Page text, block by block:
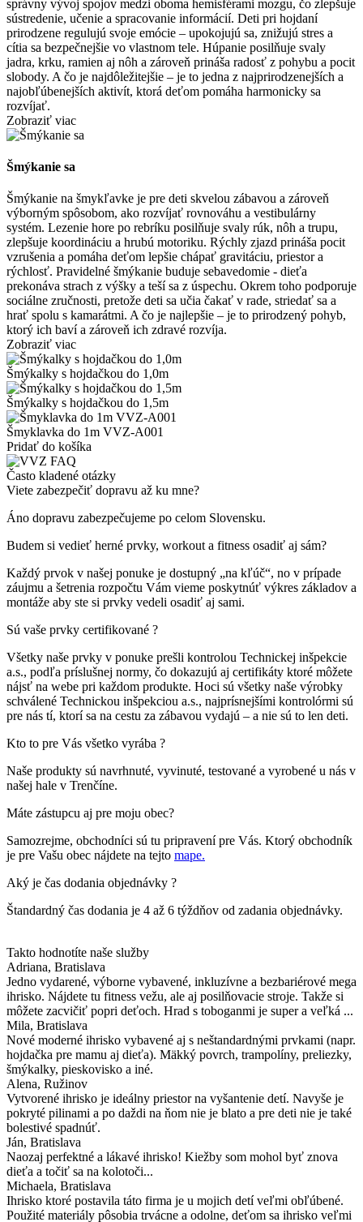
správny vývoj spojov medzi oboma hemisférami mozgu, čo zlepšuje
sústredenie, učenie a spracovanie informácií. Deti pri hojdaní
prirodzene regulujú svoje emócie – upokojujú sa, znižujú stres a
cítia sa bezpečnejšie vo vlastnom tele. Húpanie posilňuje svaly
jadra, krku, ramien aj nôh a zároveň prináša radosť z pohybu a pocit
slobody. A čo je najdôležitejšie – je to jedna z najprirodzenejších a
najobľúbenejších aktivít, ktorá deťom pomáha harmonicky sa
rozvíjať.
Zobraziť viac
Šmýkanie sa
Šmýkanie na šmykľavke je pre deti skvelou zábavou a zároveň
výborným spôsobom, ako rozvíjať rovnováhu a vestibulárny
systém. Lezenie hore po rebríku posilňuje svaly rúk, nôh a trupu,
zlepšuje koordináciu a hrubú motoriku. Rýchly zjazd prináša pocit
vzrušenia a pomáha deťom lepšie chápať gravitáciu, priestor a
rýchlosť. Pravidelné šmýkanie buduje sebavedomie - dieťa
prekonáva strach z výšky a teší sa z úspechu. Okrem toho podporuje
sociálne zručnosti, pretože deti sa učia čakať v rade, striedať sa a
hrať spolu s kamarátmi. A čo je najlepšie – je to prirodzený pohyb,
ktorý ich baví a zároveň ich zdravé rozvíja.
Zobraziť viac
Šmýkalky s hojdačkou do 1,0m
Šmýkalky s hojdačkou do 1,5m
Šmyklavka do 1m VVZ-A001
Pridať do košíka
Často kladené otázky
Viete zabezpečiť dopravu až ku mne?
Áno dopravu zabezpečujeme po celom Slovensku.
Budem si vedieť herné prvky, workout a fitness osadiť aj sám?
Každý prvok v našej ponuke je dostupný „na kľúč“, no v prípade
záujmu a šetrenia rozpočtu Vám vieme poskytnúť výkres základov a
montáže aby ste si prvky vedeli osadiť aj sami.
Sú vaše prvky certifikované ?
Všetky naše prvky v ponuke prešli kontrolou Technickej inšpekcie
a.s., podľa príslušnej normy, čo dokazujú aj certifikáty ktoré môžete
nájsť na webe pri každom produkte. Hoci sú všetky naše výrobky
schválené Technickou inšpekciou a.s., najprísnejšími kontrolórmi sú
pre nás tí, ktorí sa na cestu za zábavou vydajú – a nie sú to len deti.
Kto to pre Vás všetko vyrába ?
Naše produkty sú navrhnuté, vyvinuté, testované a vyrobené u nás v
našej hale v Trenčíne.
Máte zástupcu aj pre moju obec?
Samozrejme, obchodníci sú tu pripravení pre Vás. Ktorý obchodník
je pre Vašu obec nájdete na tejto mape.
Aký je čas dodania objednávky ?
Štandardný čas dodania je 4 až 6 týždňov od zadania objednávky.
Takto hodnotíte naše služby
Adriana, Bratislava
Jedno vydarené, výborne vybavené, inkluzívne a bezbariérové mega
ihrisko. Nájdete tu fitness vežu, ale aj posilňovacie stroje. Takže si
môžete zacvičiť popri deťoch. Hrad s toboganmi je super a veľká ...
Mila, Bratislava
Nové moderné ihrisko vybavené aj s neštandardnými prvkami (napr.
hojdačka pre mamu aj dieťa). Mäkký povrch, trampolíny, preliezky,
šmýkalky, pieskovisko a iné.
Alena, Ružinov
Vytvorené ihrisko je ideálny priestor na vyšantenie detí. Navyše je
pokryté pilinami a po daždi na ňom nie je blato a pre deti nie je také
bolestivé spadnúť.
Ján, Bratislava
Naozaj perfektné a lákavé ihrisko! Kiežby som mohol byť znova
dieťa a točiť sa na kolotoči...
Michaela, Bratislava
Ihrisko ktoré postavila táto firma je u mojich detí veľmi obľúbené.
Použité materiály pôsobia trvácne a odolne, deťom sa ihrisko veľmi